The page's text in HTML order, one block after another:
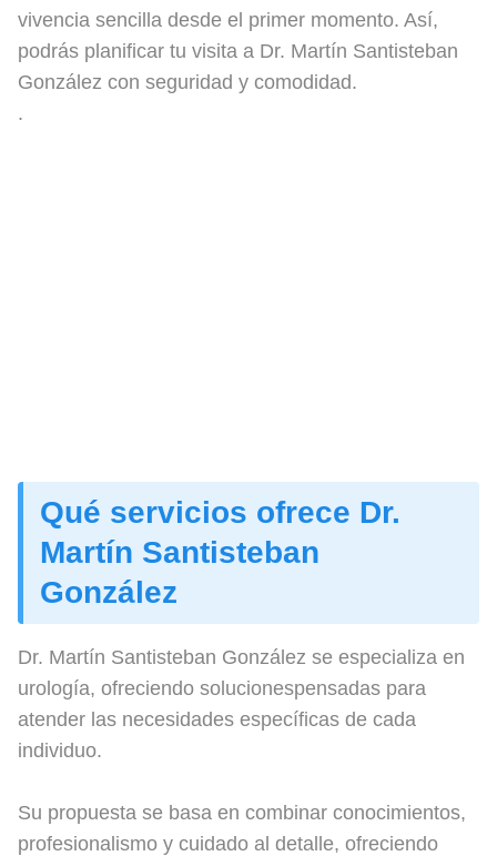
vivencia sencilla desde el primer momento. Así,
podrás planificar tu visita a Dr. Martín Santisteban
González con seguridad y comodidad.
.
Qué servicios ofrece Dr.
Martín Santisteban
González
Dr. Martín Santisteban González se especializa en
urología, ofreciendo solucionespensadas para
atender las necesidades específicas de cada
individuo.
Su propuesta se basa en combinar conocimientos,
profesionalismo y cuidado al detalle, ofreciendo